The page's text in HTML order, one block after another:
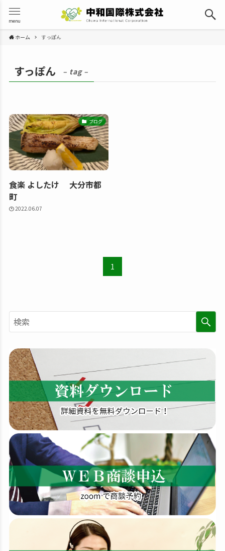
menu
ホーム すっぽん
すっぽん – tag –
ブログ
食楽 よしたけ 大分市都
町
2022.06.07
1
索
す